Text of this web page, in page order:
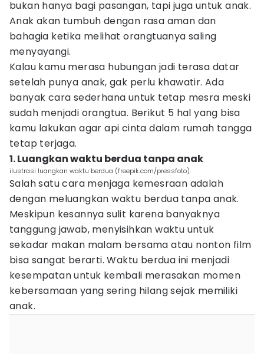
bukan hanya bagi pasangan, tapi juga untuk anak.
Anak akan tumbuh dengan rasa aman dan
bahagia ketika melihat orangtuanya saling
menyayangi.
Kalau kamu merasa hubungan jadi terasa datar
setelah punya anak, gak perlu khawatir. Ada
banyak cara sederhana untuk tetap mesra meski
sudah menjadi orangtua. Berikut 5 hal yang bisa
kamu lakukan agar api cinta dalam rumah tangga
tetap terjaga.
1. Luangkan waktu berdua tanpa anak
ilustrasi luangkan waktu berdua (freepik.com/pressfoto)
Salah satu cara menjaga kemesraan adalah
dengan meluangkan waktu berdua tanpa anak.
Meskipun kesannya sulit karena banyaknya
tanggung jawab, menyisihkan waktu untuk
sekadar makan malam bersama atau nonton film
bisa sangat berarti. Waktu berdua ini menjadi
kesempatan untuk kembali merasakan momen
kebersamaan yang sering hilang sejak memiliki
anak.